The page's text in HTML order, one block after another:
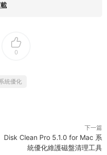
0
統優化
下一篇
Disk Clean Pro 5.1.0 for Mac 系
統優化維護磁盤清理工具